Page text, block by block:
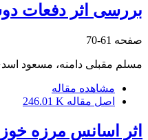
بررسی اثر دفعات
صفحه 61-70
مسلم مقبلی دامنه، مسعود
مشاهده مقاله
اصل مقاله 246.01 K